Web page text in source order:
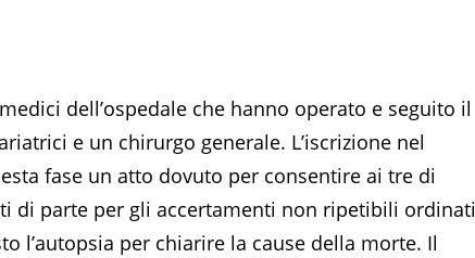
dell’ospedale che hanno operato e seguito il
e un chirurgo generale. L’iscrizione nel
fase un atto dovuto per consentire ai tre di
di parte per gli accertamenti non ripetibili ordinati
l’autopsia per chiarire la cause della morte. Il